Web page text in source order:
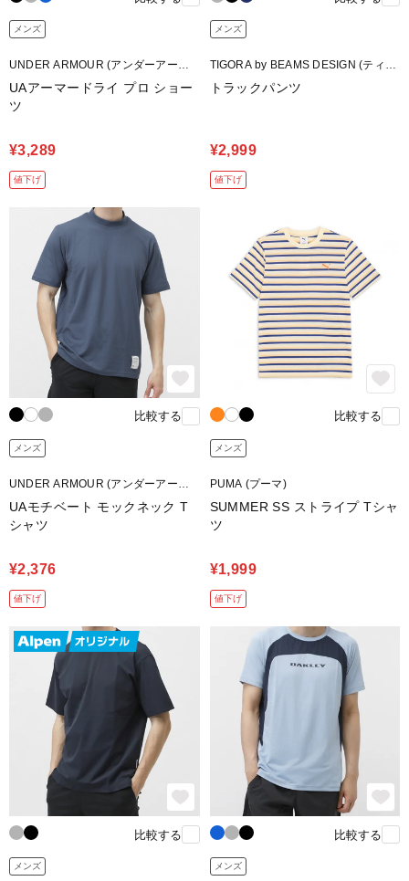
メンズ
UNDER ARMOUR (アンダーアーマ
UAアーマードライ プロ ショー
ツ
¥3,289
値下げ
メンズ
TIGORA by BEAMS DESIGN (ティゴ
トラックパンツ
¥2,999
値下げ
比較する
メンズ
UNDER ARMOUR (アンダーアーマ
UAモチベート モックネック T
シャツ
¥2,376
値下げ
比較する
メンズ
PUMA (プーマ)
SUMMER SS ストライプ Tシャ
ツ
¥1,999
値下げ
比較する
メンズ
比較する
メンズ